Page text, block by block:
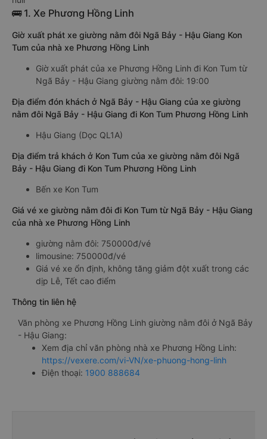
🚌 1. Xe Phương Hồng Linh
Giờ xuất phát xe giường nằm đôi Ngã Bảy - Hậu Giang Kon
Tum của nhà xe Phương Hồng Linh
Giờ xuất phát của xe Phương Hồng Linh đi Kon Tum từ
Ngã Bảy - Hậu Giang giường nằm đôi: 19:00
Địa điểm đón khách ở Ngã Bảy - Hậu Giang của xe giường
nằm đôi Ngã Bảy - Hậu Giang đi Kon Tum Phương Hồng Linh
Hậu Giang (Dọc QL1A)
Địa điểm trả khách ở Kon Tum của xe giường nằm đôi Ngã
Bảy - Hậu Giang đi Kon Tum Phương Hồng Linh
Bến xe Kon Tum
Giá vé xe giường nằm đôi đi Kon Tum từ Ngã Bảy - Hậu Giang
của nhà xe Phương Hồng Linh
giường nằm đôi: 750000đ/vé
limousine: 750000đ/vé
Giá vé xe ổn định, không tăng giảm đột xuất trong các
dịp Lễ, Tết cao điểm
Thông tin liên hệ
Văn phòng xe Phương Hồng Linh giường nằm đôi ở Ngã Bảy
- Hậu Giang:
Xem địa chỉ văn phòng nhà xe Phương Hồng Linh:
https://vexere.com/vi-VN/xe-phuong-hong-linh
Điện thoại: 1900 888684